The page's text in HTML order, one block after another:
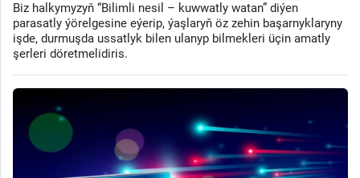
Biz halkymyzyň “Bilimli nesil – kuwwatly watan” diýen
parasatly ýörelgesine eýerip, ýaşlaryň öz zehin başarnyklaryny
işde, durmuşda ussatlyk bilen ulanyp bilmekleri üçin amatly
şerleri döretmelidiris.